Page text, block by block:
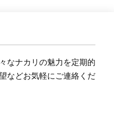
なナカリの魅力を定期的
などお気軽にご連絡くだ